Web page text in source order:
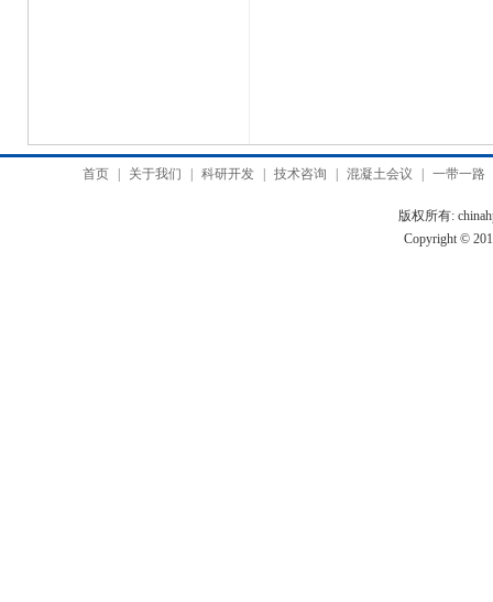
首页 关于我们 科研开发 技术咨询 混凝土会议 一带一路
版权所有:
Copyright ©